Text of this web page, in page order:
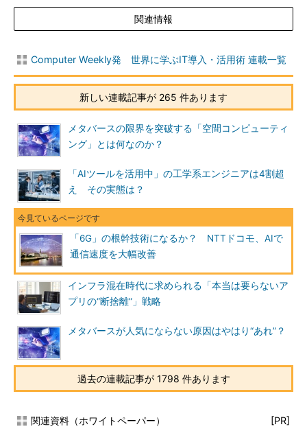
関連情報
Computer Weekly発 世界に学ぶIT導入・活用術 連載一覧
新しい連載記事が 265 件あります
メタバースの限界を突破する「空間コンピューティ
ング」とは何なのか？
「AIツールを活用中」の工学系エンジニアは4割超
え その実態は？
「6G」の根幹技術になるか？ NTTドコモ、AIで
通信速度を大幅改善
インフラ混在時代に求められる「本当は要らないア
プリの“断捨離”」戦略
メタバースが人気にならない原因はやはり“あれ”？
過去の連載記事が 1798 件あります
関連資料（ホワイトペーパー） [PR]